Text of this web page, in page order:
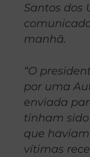
Santos dos
manhã.
“O
por uma
enviada
tinham
que
vítimas